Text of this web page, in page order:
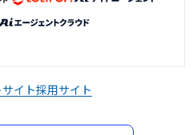
イト採用サイト